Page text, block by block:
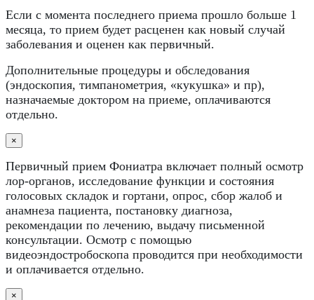
Если с момента последнего приема прошло больше 1
месяца, то прием будет расценен как новый случай
заболевания и оценен как первичный.
Дополнительные процедуры и обследования
(эндоскопия, тимпанометрия, «кукушка» и пр),
назначаемые доктором на приеме, оплачиваются
отдельно.
×
Первичный прием Фониатра включает полный осмотр
лор-органов, исследование функции и состояния
голосовых складок и гортани, опрос, сбор жалоб и
анамнеза пациента, постановку диагноза,
рекомендации по лечению, выдачу письменной
консультации. Осмотр с помощью
видеоэндостробоскопа проводится при необходимости
и оплачивается отдельно.
×